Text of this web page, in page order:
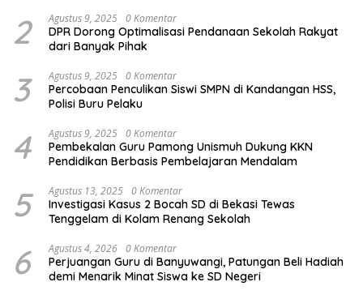
2 Agustus 9, 2025 0 Komentar
DPR Dorong Optimalisasi Pendanaan Sekolah Rakyat
dari Banyak Pihak
3 Agustus 9, 2025 0 Komentar
Percobaan Penculikan Siswi SMPN di Kandangan HSS,
Polisi Buru Pelaku
4 Agustus 9, 2025 0 Komentar
Pembekalan Guru Pamong Unismuh Dukung KKN
Pendidikan Berbasis Pembelajaran Mendalam
5 Agustus 13, 2025 0 Komentar
Investigasi Kasus 2 Bocah SD di Bekasi Tewas
Tenggelam di Kolam Renang Sekolah
6 Agustus 4, 2026 0 Komentar
Perjuangan Guru di Banyuwangi, Patungan Beli Hadiah
demi Menarik Minat Siswa ke SD Negeri